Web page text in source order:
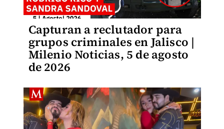
Capturan a reclutador para
grupos criminales en Jalisco |
Milenio Noticias, 5 de agosto
de 2026